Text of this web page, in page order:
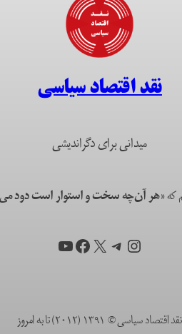
نقد اقتصاد سیاسی
میدانی برای دگراندیشی
که«هر آن‌چه سخت و استوار است دود
اینستاگرم
تلگرام
X فیس‌بوک
یوتیوب
نقد اقتصاد سیاسی © ۱۳۹۱ (۲۰۱۲) تا به امروز